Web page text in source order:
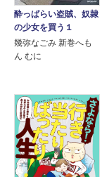
酔っぱらい盗賊、奴隷
の少女を買う１
幾弥なごみ 新巻へも
ん むに